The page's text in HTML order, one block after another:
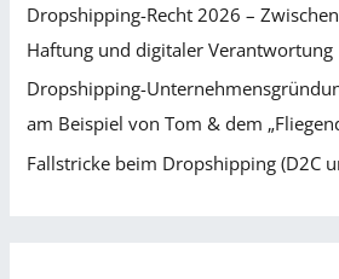
Dropshipping-Recht 2026 –
Haftung und digitaler Verantwortung
Dropshipping-
am Beispiel von Tom & dem
Fallstricke beim Dropshipping (D2C